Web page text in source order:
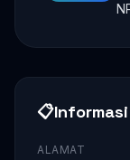
📋
ALAMAT